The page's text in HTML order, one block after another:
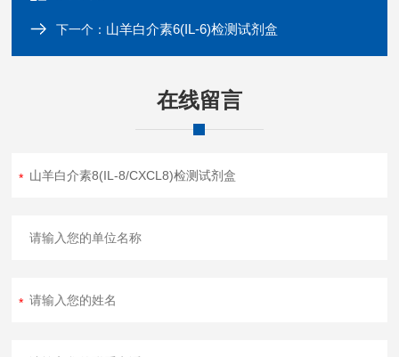
下一个： 山羊白介素6(IL-6)检测试剂盒
在线留言